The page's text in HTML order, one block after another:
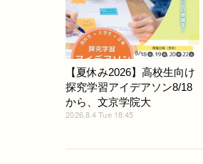
【夏休み2026】高校生向け
探究学習アイデアソン8/18
から、文京学院大
2026.8.4 Tue 18:45